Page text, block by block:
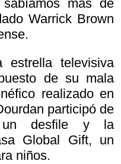
más de
Warrick Brown
estrella televisiva
de su mala
realizado en
participó de
un desfile y la
Global Gift, un
niños.